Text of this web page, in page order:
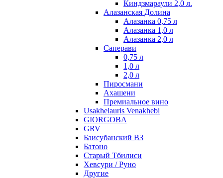
Киндзмараули 2,0 л.
Алазанская Долина
Алазанка 0,75 л
Алазанка 1,0 л
Алазанка 2,0 л
Саперави
0,75 л
1,0 л
2,0 л
Пиросмани
Ахашени
Премиальное вино
Usakhelauris Venakhebi
GIORGOBA
GRV
Баисубанский ВЗ
Батоно
Старый Тбилиси
Хевсури / Руно
Другие